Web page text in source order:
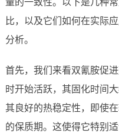
量的一致性。以下是几种
比，以及它们如何在实际
分析。
首先，我们来看双氰胺促
时开始活跃，其固化时间
其良好的热稳定性，即使
的保质期。这使得它特别